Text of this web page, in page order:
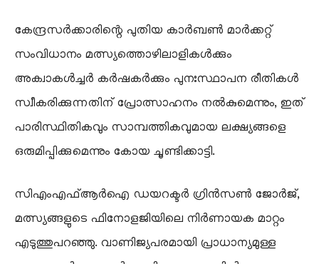
കേന്ദ്രസർക്കാരിന്റെ പുതിയ കാർബൺ മാർക്കറ്റ്
സംവിധാനം മത്സ്യത്തൊഴിലാളികൾക്കും
അക്വാകൾച്ചർ കർഷകർക്കും പുനഃസ്ഥാപന രീതികൾ
സ്വീകരിക്കുന്നതിന് പ്രോത്സാഹനം നൽകുമെന്നും, ഇത്
പാരിസ്ഥിതികവും സാമ്പത്തികവുമായ ലക്ഷ്യങ്ങളെ
ഒരുമിപ്പിക്കുമെന്നും കോയ ചൂണ്ടിക്കാട്ടി.
സിഎംഎഫ്ആർഐ ഡയറക്ടർ ഗ്രിൻസൺ ജോർജ്,
മത്സ്യങ്ങളുടെ ഫിനോളജിയിലെ നിർണായക മാറ്റം
എടുത്തുപറഞ്ഞു. വാണിജ്യപരമായി പ്രാധാന്യമുള്ള